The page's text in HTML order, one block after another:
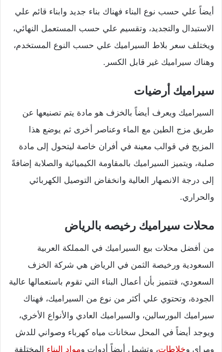
أيضاً علي حسب نوع البناء فهناك بناء جديد وابناء قائم علي
الاستبدال والتجديد، وتقسيم علي حسب المستعمل النهائي،
ويختلف سعر بلاط السيراميك علي حسب النوع المستخدم،
وهناك سيراميك غير قابل الكسر.
سيراميك أرضيات
السيراميك ويعرف أيضاً بالخزف هو مادة يتم تصنيعها عن
طريق مزج الطين مع الماء وعناصر أخرى ثم يوضع هذا
المزيج في قوالب معينة في أفران خاصة ليتحول إلى مادة
صلبة، ويتميز السيراميك بالمقاومة الكيميائية والصلابة إضافةً
إلى درجة الانصهار العالية وانخفاض التوصيل الكهربائي
والحراري.
محلات سيراميك رخيصه بالرياض
من أفضل محلات بيع السيراميك في المملكة العربية
السعودية ورخيصة الثمن في الرياض هي شركة الخزف
السعودي، فتتميز بأن أعمال البناء التي تقوم باستعمالها عالية
الجودة، وتحتوي علي أكثر من نوع من السيراميك، فهناك
سيراميك البورسالين، والسيراميك العادي والأنواع الأخري،
ويوجد أيضاً في المحل سخانات مياه كهرباء وصواني للدش
ومراي وخلاطات، وتشمل أيضاً أدوات ومواد البناء المختلفة